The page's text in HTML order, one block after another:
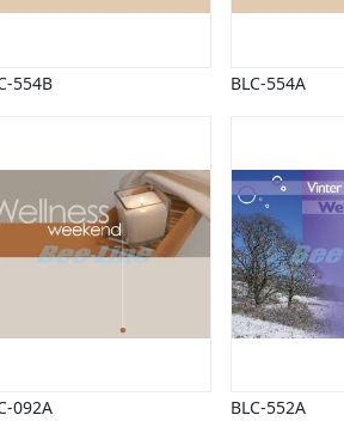
554B BLC-554A
092A BLC-552A